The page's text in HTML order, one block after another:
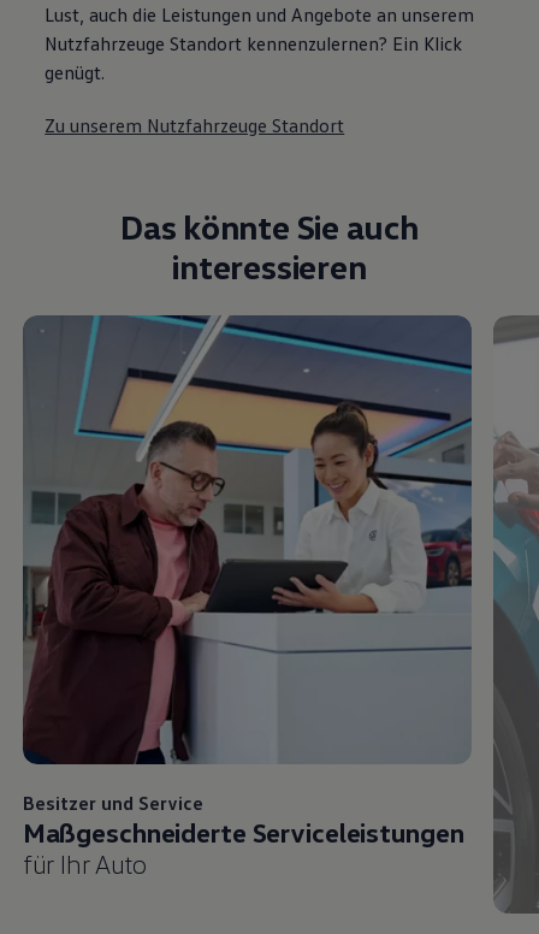
Lust, auch die Leistungen und Angebote an unserem
Nutzfahrzeuge Standort kennenzulernen? Ein Klick
genügt.
Zu unserem Nutzfahrzeuge Standort
Das könnte Sie auch
interessieren
Besitzer und Service
Maßgeschneiderte Serviceleistungen
für Ihr Auto